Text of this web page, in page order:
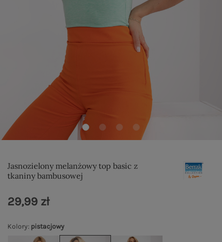
Jasnozielony melanżowy top basic z
tkaniny bambusowej
Kolory: pistacjowy
29,99 zł